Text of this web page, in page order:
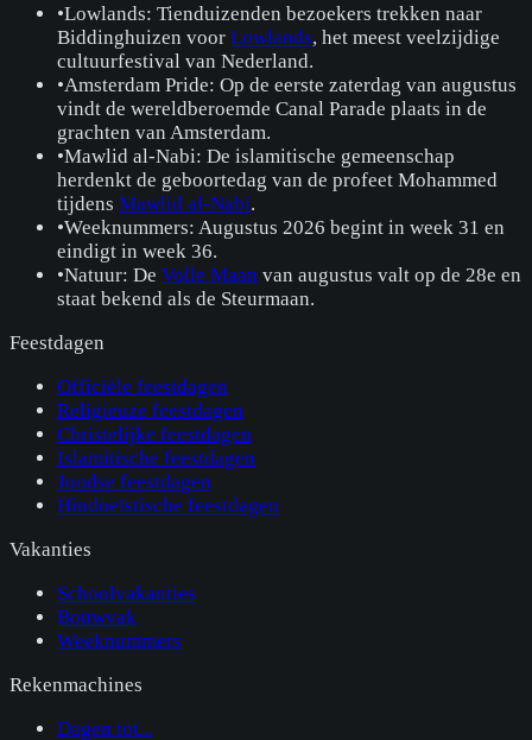
•Lowlands: Tienduizenden bezoekers trekken naar
Biddinghuizen voor Lowlands, het meest veelzijdige
cultuurfestival van Nederland.
•Amsterdam Pride: Op de eerste zaterdag van augustus
vindt de wereldberoemde Canal Parade plaats in de
grachten van Amsterdam.
•Mawlid al-Nabi: De islamitische gemeenschap
herdenkt de geboortedag van de profeet Mohammed
tijdens Mawlid al-Nabi.
•Weeknummers: Augustus 2026 begint in week 31 en
eindigt in week 36.
•Natuur: De Volle Maan van augustus valt op de 28e en
staat bekend als de Steurmaan.
Feestdagen
Officiële feestdagen
Religieuze feestdagen
Christelijke feestdagen
Islamitische feestdagen
Joodse feestdagen
Hindoeïstische feestdagen
Vakanties
Schoolvakanties
Bouwvak
Weeknummers
Rekenmachines
Dagen tot...